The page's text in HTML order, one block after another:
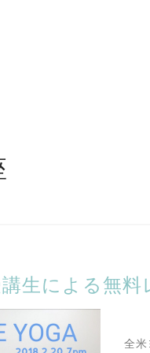
生による無料
全